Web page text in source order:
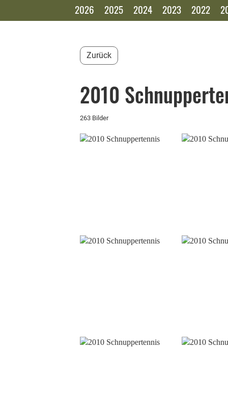
2026 2025 2024 2023 2022
Zurück
2010
263 Bilder